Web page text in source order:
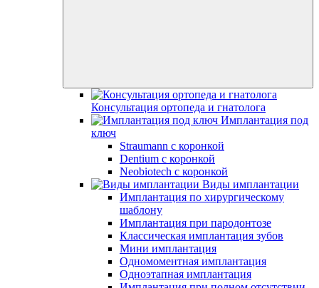
Консультация ортопеда и гнатолога
Имплантация под
ключ
Straumann с коронкой
Dentium с коронкой
Neobiotech с коронкой
Виды имплантации
Имплантация по хирургическому
шаблону
Имплантация при пародонтозе
Классическая имплантация зубов
Мини имплантация
Одномоментная имплантация
Одноэтапная имплантация